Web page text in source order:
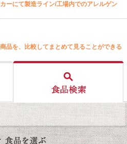
ーにて製造ライン/工場内でのアレルゲン
品を、比較してまとめて見ることができる